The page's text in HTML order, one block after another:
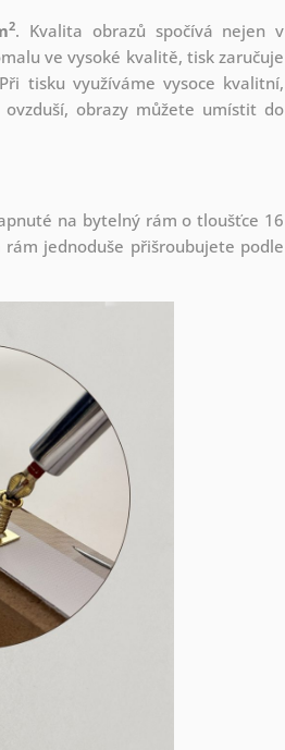
2. Kvalita obrazů spočívá nejen v
ve vysoké kvalitě, tisk zaručuje
tisku využíváme vysoce kvalitní,
obrazy můžete umístit do
na bytelný rám o tloušťce 16
jednoduše přišroubujete podle